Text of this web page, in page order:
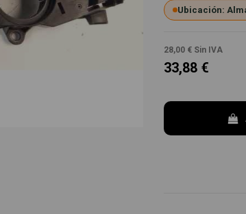
Ubicación:
28,00 € Sin IVA
33,88 €